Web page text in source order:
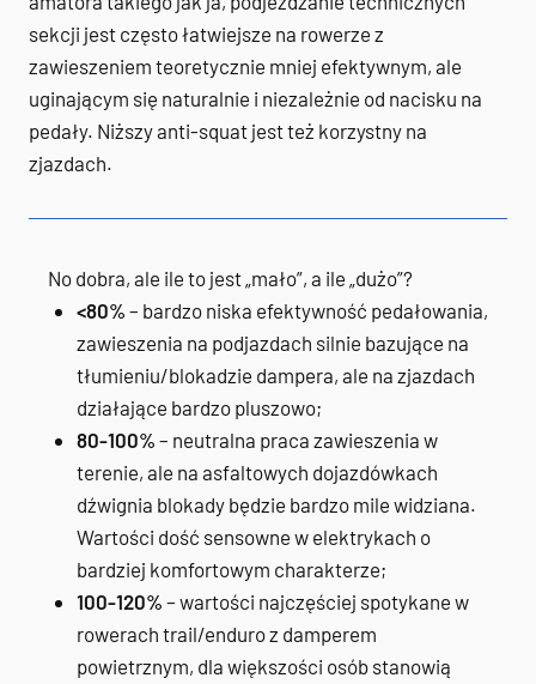
sekcji jest często łatwiejsze na rowerze z
zawieszeniem teoretycznie mniej efektywnym, ale
uginającym się naturalnie i niezależnie od nacisku na
pedały. Niższy anti-squat jest też korzystny na
zjazdach.
No dobra, ale ile to jest „mało”, a ile „dużo”?
<80% – bardzo niska efektywność pedałowania,
zawieszenia na podjazdach silnie bazujące na
tłumieniu/blokadzie dampera, ale na zjazdach
działające bardzo pluszowo;
80-100% – neutralna praca zawieszenia w
terenie, ale na asfaltowych dojazdówkach
dźwignia blokady będzie bardzo mile widziana.
Wartości dość sensowne w elektrykach o
bardziej komfortowym charakterze;
100-120% – wartości najczęściej spotykane w
rowerach trail/enduro z damperem
powietrznym, dla większości osób stanowią